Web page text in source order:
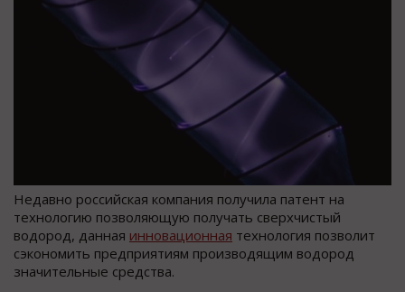
Недавно российская компания получила патент на
технологию позволяющую получать сверхчистый
водород, данная инновационная технология позволит
сэкономить предприятиям производящим водород
значительные средства.